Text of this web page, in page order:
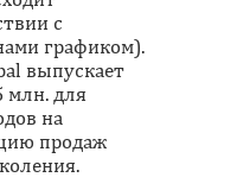
с
графиком).
выпускает
млн. для
на
продаж